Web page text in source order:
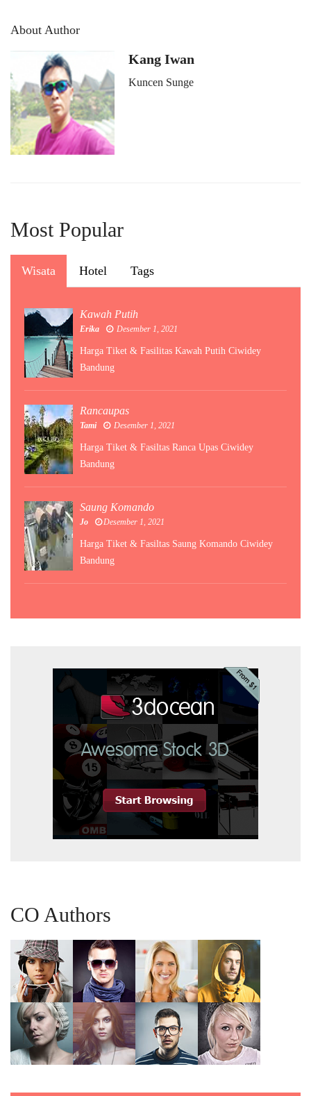
About Author
Kang Iwan
Kuncen Sunge
Most Popular
Wisata Hotel Tags
Kawah Putih
Erika Desember 1, 2021
Harga Tiket & Fasilitas Kawah Putih Ciwidey
Bandung
Rancaupas
Tami Desember 1, 2021
Harga Tiket & Fasiltas Ranca Upas Ciwidey
Bandung
Saung Komando
Jo Desember 1, 2021
Harga Tiket & Fasiltas Saung Komando Ciwidey
Bandung
CO Authors